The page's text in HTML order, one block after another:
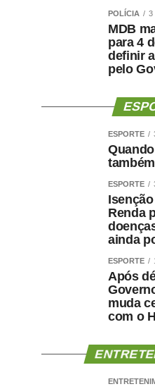
POLÍCIA 3
MDB
para 4
definir
pelo
ESPORTE
ESPORTE
Renda
ainda
ESPORTE
Após
muda
com o